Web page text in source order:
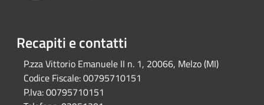
Recapiti e contatti
P.zza Vittorio Emanuele II n. 1, 20066, Melzo (MI)
Codice Fiscale:00795710151
P.Iva:00795710151